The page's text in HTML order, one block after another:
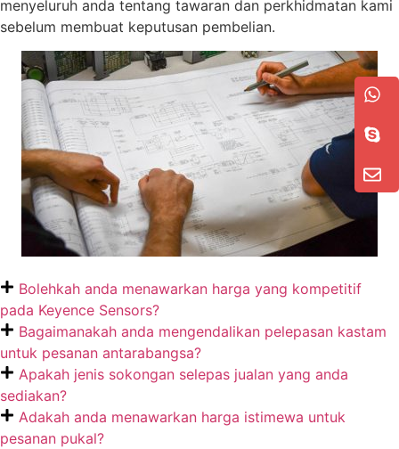
menyeluruh anda tentang tawaran dan perkhidmatan kami
sebelum membuat keputusan pembelian.
Bolehkah anda menawarkan harga yang kompetitif
pada Keyence Sensors?
Bagaimanakah anda mengendalikan pelepasan kastam
untuk pesanan antarabangsa?
Apakah jenis sokongan selepas jualan yang anda
sediakan?
Adakah anda menawarkan harga istimewa untuk
pesanan pukal?